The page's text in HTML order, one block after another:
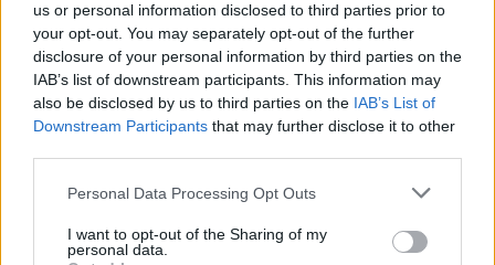
us or personal information disclosed to third parties prior to
your opt-out. You may separately opt-out of the further
disclosure of your personal information by third parties on the
IAB’s list of downstream participants. This information may
also be disclosed by us to third parties on the IAB’s List of
Downstream Participants that may further disclose it to other
Please note that this website/app uses one or more Google
not limited to your visit or usage behaviour. You may click to
grant or deny consent to Google and its third-party tags to
Personal Data Processing Opt Outs
I want to opt-out of the Sharing of my
personal data.
Gávea Investimentos fecha multimercados e transfere R$ 2